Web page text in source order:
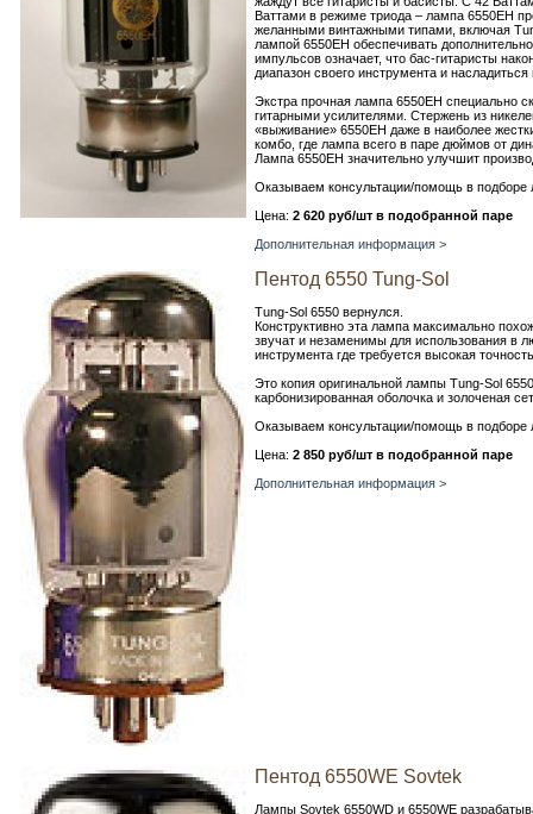
Ваттами в режиме триода – лампа 6550EH
желанными винтажными типами, включая
лампой 6550EH обеспечивать
импульсов означает, что бас-гитаристы
диапазон своего инструмента и
Экстра прочная лампа 6550EH специально
гитарными усилителями. Стержень из
«выживание» 6550EH даже в наиболее
комбо, где лампа всего в паре дюймов от
Лампа 6550EH значительно улучшит
Оказываем консультации/помощь в
Цена: 2 620 руб/шт в подобранной паре
Дополнительная информация >
Пентод 6550 Tung-Sol
Tung-Sol 6550 вернулся.
Конструктивно эта лампа максимально
звучат и незаменимы для использования в
инструмента где требуется высокая
Это копия оригинальной лампы Tung-Sol
карбонизированная оболочка и золоченая
Оказываем консультации/помощь в
Цена: 2 850 руб/шт в подобранной паре
Дополнительная информация >
Пентод 6550WE Sovtek
Лампы Sovtek 6550WD и 6550WE